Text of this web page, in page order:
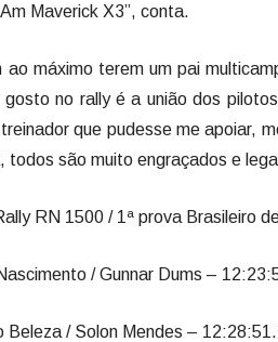
Maverick X3”, conta.
ao máximo terem um pai
no rally é a união dos
que pudesse me apoiar,
todos são muito engraçados e
RN 1500 / 1ª prova Brasileiro
/ Gunnar Dums –
Beleza / Solon Mendes –